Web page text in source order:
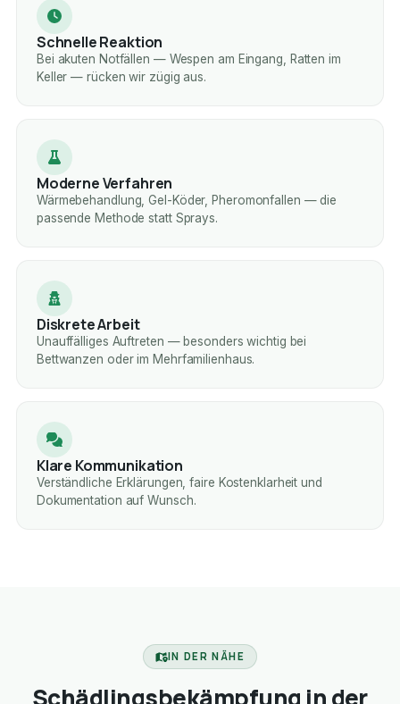
Schnelle Reaktion
Bei akuten Notfällen — Wespen am Eingang, Ratten im
Keller — rücken wir zügig aus.
Moderne Verfahren
Wärmebehandlung, Gel-Köder, Pheromonfallen — die
passende Methode statt Sprays.
Diskrete Arbeit
Unauffälliges Auftreten — besonders wichtig bei
Bettwanzen oder im Mehrfamilienhaus.
Klare Kommunikation
Verständliche Erklärungen, faire Kostenklarheit und
Dokumentation auf Wunsch.
IN DER NÄHE